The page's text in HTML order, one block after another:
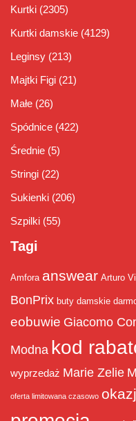
Kurtki (2305)
Kurtki damskie (4129)
Leginsy (213)
Majtki Figi (21)
Małe (26)
Spódnice (422)
Średnie (5)
Stringi (22)
Sukienki (206)
Szpilki (55)
Tagi
Amfora answear Arturo
BonPrix buty damskie
eobuwie Giacomo
Modna kod
wyprzedaż Marie Zelie
oferta limitowana czasowo